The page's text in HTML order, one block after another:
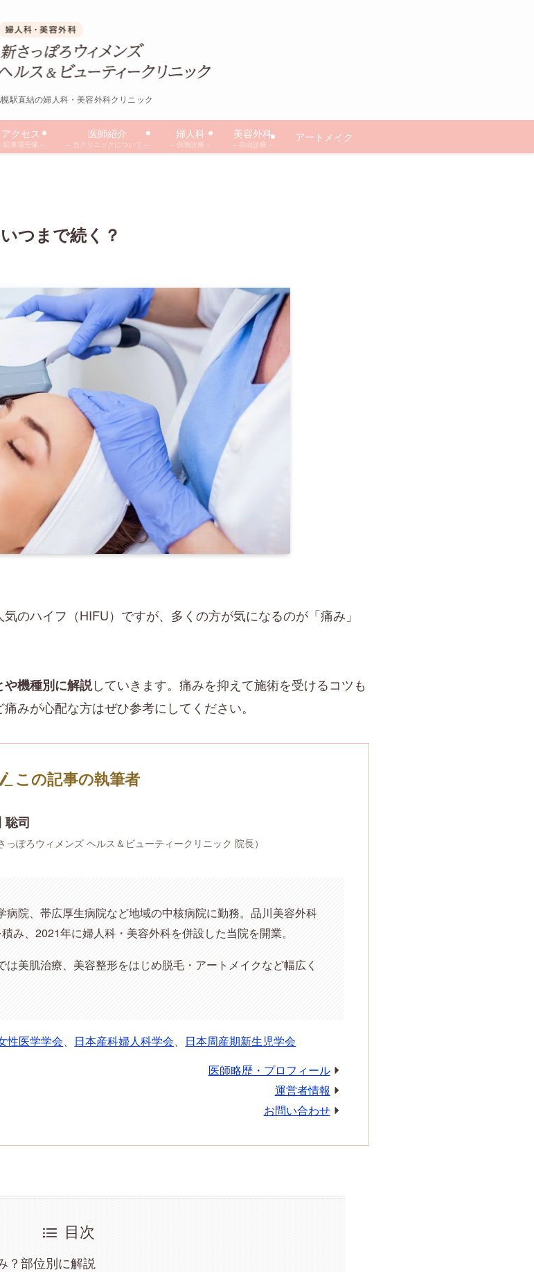
駅直結の婦人科・美容外科クリニック
アクセス
駐車場完備 –
医師紹介
– 当クリニックについて –
婦人科
– 保険診療 –
美容外科
– 自由診療 –
アートメイク
つまで続く？
のハイフ（HIFU）ですが、多くの方が気になるのが「痛み」
機種別に解説していきます。痛みを抑えて施術を受けるコツも
みが心配な方はぜひ参考にしてください。
この記事の執筆者
聡司
っぽろウィメンズ ヘルス＆ビューティークリニック 院長）
院、帯広厚生病院など地域の中核病院に勤務。品川美容外科
み、2021年に婦人科・美容外科を併設した当院を開業。
美肌治療、美容整形をはじめ脱毛・アートメイクなど幅広く
性医学学会 日本産科婦人科学会
日本周産期新生児学会
医師略歴・プロフィール
運営者情報
お問い合わせ
目次
？部位別に解説